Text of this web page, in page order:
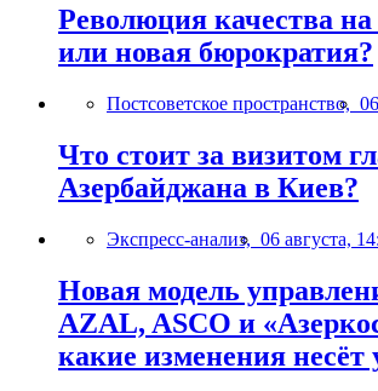
Революция качества
или новая бюрократия?
Постсоветское пространство,
Что стоит за визитом
Азербайджана в Киев?
Экспресс-анализ, 06 августа,
Новая модель
AZAL, ASCO и
какие изменения несёт